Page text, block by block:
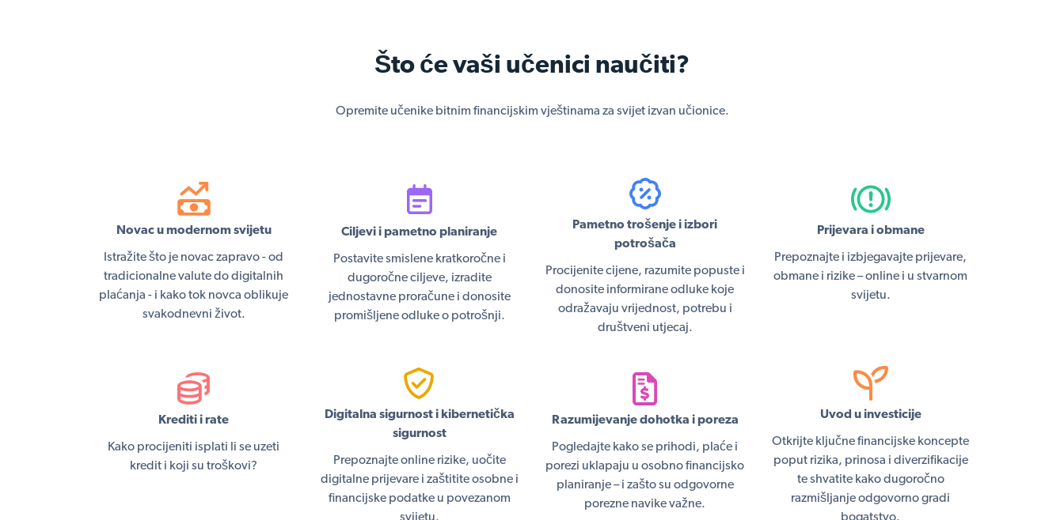
Što će vaši učenici naučiti?
Opremite učenike bitnim financijskim vještinama za svijet izvan učionice.
Novac u modernom svijetu
Istražite što je novac zapravo - od
tradicionalne valute do digitalnih
plaćanja - i kako tok novca oblikuje
svakodnevni život.
Ciljevi i pametno planiranje
Postavite smislene kratkoročne i
dugoročne ciljeve, izradite
jednostavne proračune i donosite
promišljene odluke o potrošnji.
Pametno trošenje i izbori
potrošača
Procijenite cijene, razumite popuste i
donosite informirane odluke koje
odražavaju vrijednost, potrebu i
društveni utjecaj.
Prijevara i obmane
Prepoznajte i izbjegavajte prijevare,
obmane i rizike – online i u stvarnom
svijetu.
Krediti i rate
Kako procijeniti isplati li se uzeti
kredit i koji su troškovi?
Digitalna sigurnost i kibernetička
sigurnost
Prepoznajte online rizike, uočite
digitalne prijevare i zaštitite osobne i
financijske podatke u povezanom
Razumijevanje dohotka i poreza
Pogledajte kako se prihodi, plaće i
porezi uklapaju u osobno financijsko
planiranje – i zašto su odgovorne
porezne navike važne.
Uvod u investicije
Otkrijte ključne financijske koncepte
poput rizika, prinosa i diverzifikacije
te shvatite kako dugoročno
razmišljanje odgovorno gradi